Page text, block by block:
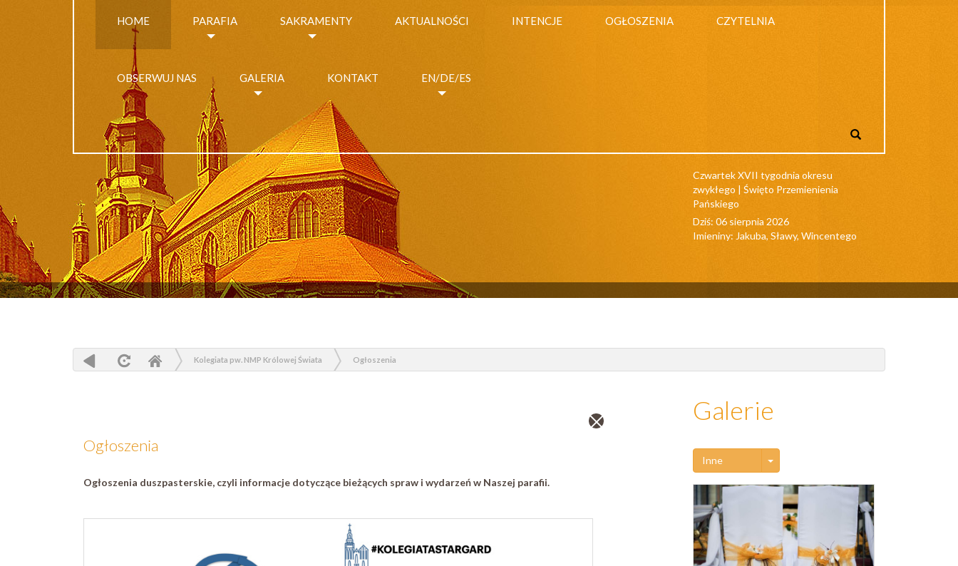
HOME PARAFIA SAKRAMENTY AKTUALNOŚCI INTENCJE OGŁOSZENIA CZYTELNIA
OBSERWUJ NAS GALERIA KONTAKT EN/DE/ES
Czwartek XVII tygodnia okresu
zwykłego | Święto Przemienienia
Pańskiego
Dziś: 06 sierpnia 2026
Imieniny: Jakuba, Sławy, Wincentego
Kolegiata pw. NMP Królowej Świata Ogłoszenia
Zamknij
Ogłoszenia
Ogłoszenia duszpasterskie, czyli informacje dotyczące bieżących spraw i wydarzeń w Naszej parafii.
Galerie
Inne Toggle Dropdown